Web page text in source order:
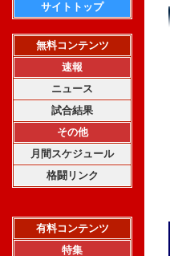
サイトトップ
無料コンテンツ
速報
ニュース
試合結果
その他
月間スケジュール
格闘リンク
有料コンテンツ
特集